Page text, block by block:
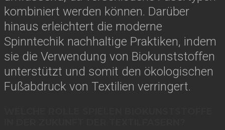
kombiniert werden können. Darüber
hinaus erleichtert die moderne
Spinntechik nachhaltige Praktiken, indem
sie die Verwendung von Biokunststoffen
unterstützt und somit den ökologischen
Fußabdruck von Textilien verringert.